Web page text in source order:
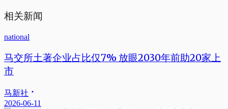
相关新闻
national
马交所土著企业占比仅7% 放眼2030年前助20家上
市
马新社
2026-06-11